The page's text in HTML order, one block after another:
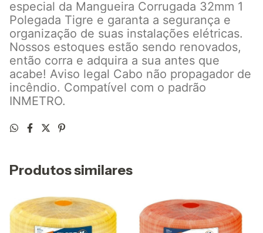
especial da Mangueira Corrugada 32mm 1
Polegada Tigre e garanta a segurança e
organização de suas instalações elétricas.
Nossos estoques estão sendo renovados,
então corra e adquira a sua antes que
acabe! Aviso legal Cabo não propagador de
incêndio. Compatível com o padrão
INMETRO.
Produtos similares